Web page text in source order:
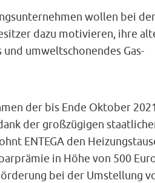
wollen bei der
dazu motivieren, ihre
umweltschonendes Gas-
der bis Ende Oktober
der großzügigen
ENTEGA den
in Höhe von 500
bei der Umstellung